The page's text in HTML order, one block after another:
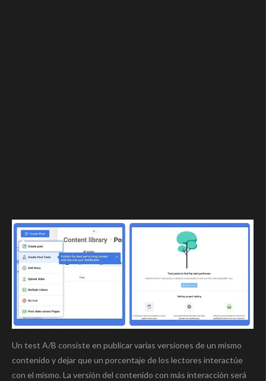
Un test A/B consiste en publicar varias versiones de un mismo
contenido y dejar que un porcentaje de los lectores interactúe
con el mismo. La versión del contenido con más interacción será